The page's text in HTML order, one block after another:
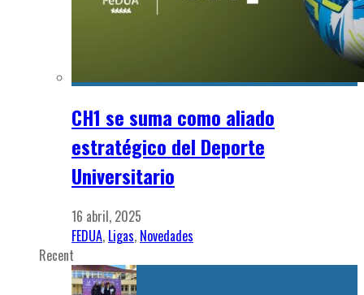
CH1 se suma como aliado
estratégico del Deporte
Universitario
16 abril, 2025
FEDUA, Ligas, Novedades
Recent